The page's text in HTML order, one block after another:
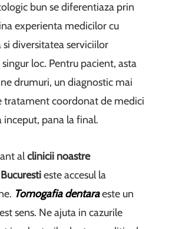
bun se diferentiaza prin
experienta medicilor cu
diversitatea serviciilor
loc. Pentru pacient, asta
drumuri, un diagnostic mai
tratament coordonat de medici
inceput, pana la final.
alclinicii noastre
este accesul la
Tomogafia dentaraeste un
sens. Ne ajuta in cazurile